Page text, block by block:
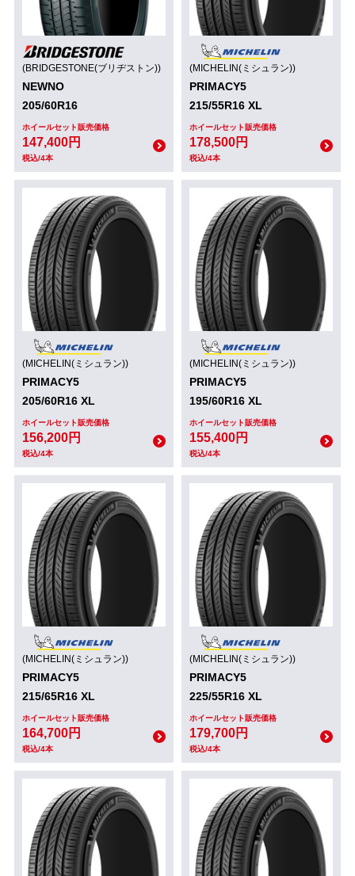
(BRIDGESTONE(ブリヂストン))
NEWNO
205/60R16
ホイールセット販売価格
147,400円
税込/4本
(MICHELIN(ミシュラン))
PRIMACY5
215/55R16 XL
ホイールセット販売価格
178,500円
税込/4本
(MICHELIN(ミシュラン))
PRIMACY5
205/60R16 XL
ホイールセット販売価格
156,200円
税込/4本
(MICHELIN(ミシュラン))
PRIMACY5
195/60R16 XL
ホイールセット販売価格
155,400円
税込/4本
(MICHELIN(ミシュラン))
PRIMACY5
215/65R16 XL
ホイールセット販売価格
164,700円
税込/4本
(MICHELIN(ミシュラン))
PRIMACY5
225/55R16 XL
ホイールセット販売価格
179,700円
税込/4本